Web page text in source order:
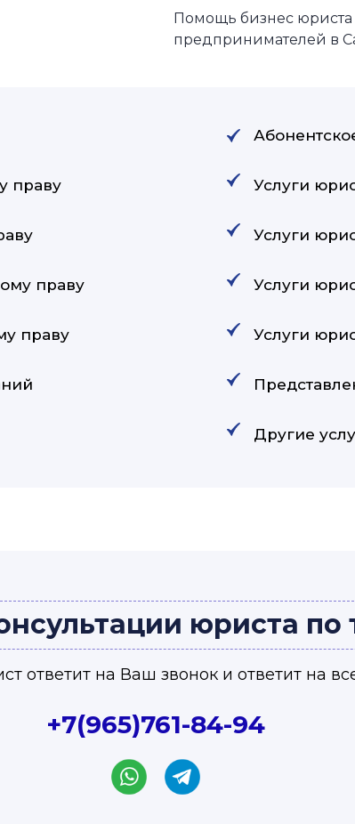
Помощь бизнес
предпринимателей в
праву Услуги
Услуги
Другие
Услуги
праву
праву Услуги
юриста по
ответит на Ваш звонок и ответит на
+7(965)761-84-94